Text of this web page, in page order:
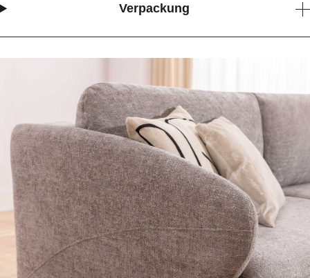
Verpackung